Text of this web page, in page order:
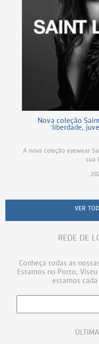
Nova coleção
"liberdade,
A nova coleção eyewear
sua
VER
REDE DE
Conheça todas as
Estamos no Porto,
estamos